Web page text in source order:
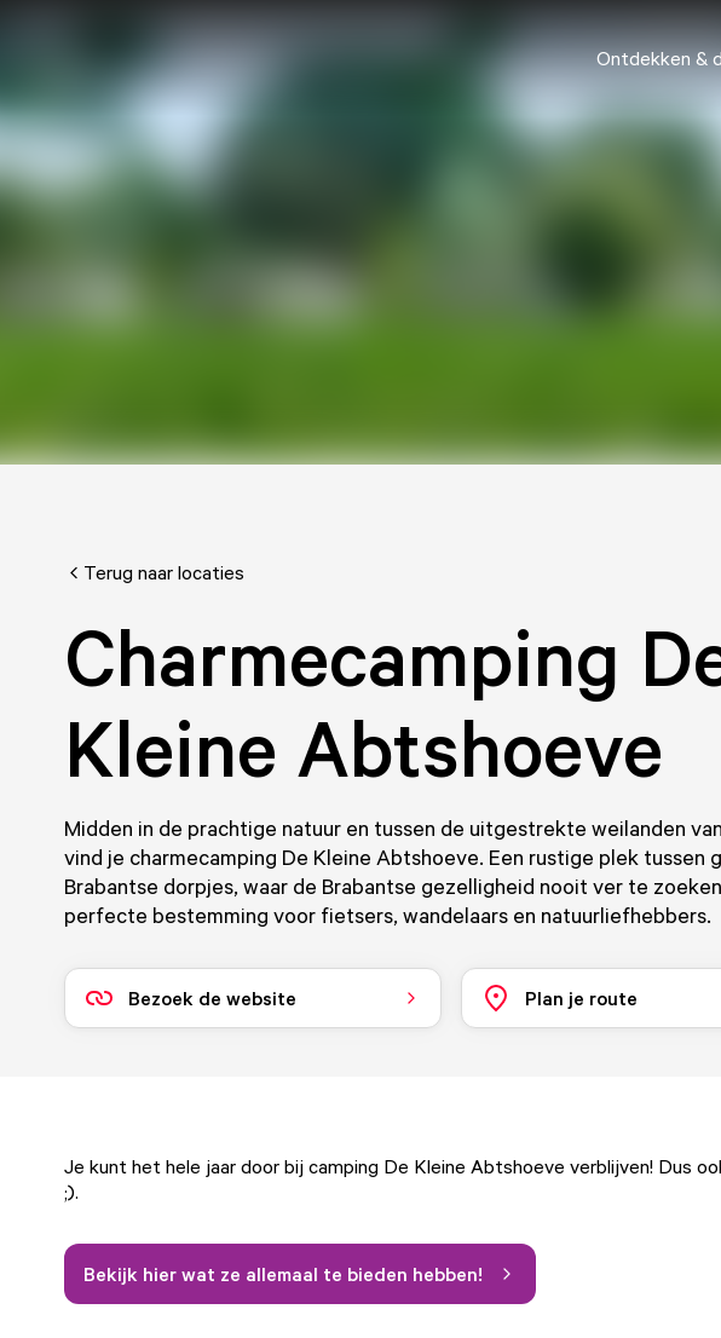
Ontdekken &
Terug naar locaties
Charmecamping
Kleine Abtshoeve
Midden in de prachtige natuur en tussen de uitgestrekte weilanden
vind je charmecamping De Kleine Abtshoeve. Een rustige plek tussen
Brabantse dorpjes, waar de Brabantse gezelligheid nooit ver te
perfecte bestemming voor fietsers, wandelaars en natuurliefhebbers.
Bezoek de website Plan je route
Je kunt het hele jaar door bij camping De Kleine Abtshoeve verblijven! Dus
;).
Bekijk hier wat ze allemaal te bieden hebben!